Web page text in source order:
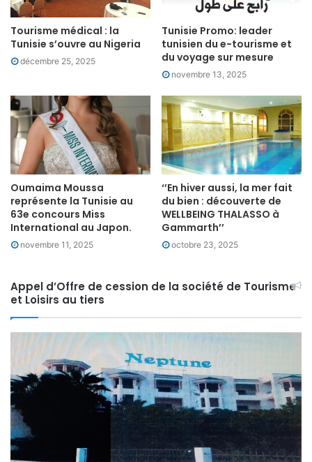
Tourisme médical : la
Tunisie s’ouvre au Nigeria
décembre 25, 2025
Tunisie Promo: leader
tunisien du e-tourisme et
du voyage sur mesure
novembre 13, 2025
Oumaima Moussa
représente la Tunisie au
63e concours Miss
International au Japon.
novembre 11, 2025
‘’En hiver aussi, la mer fait
du bien : découverte de
WELLBEING THALASSO à
Gammarth’’
octobre 23, 2025
Appel d’Offre de cession de la société de Tourisme
et Loisirs au tiers